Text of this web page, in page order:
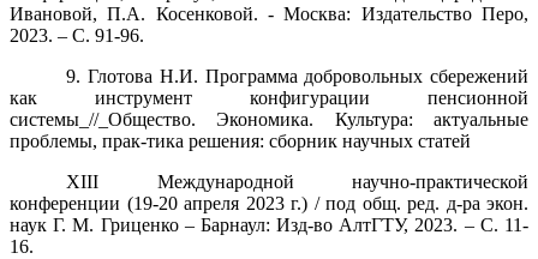
Ивановой, П.А. Косенковой. - Москва: Издательство Перо,
2023. – С. 91-96.
9. Глотова Н.И. Программа добровольных сбережений
как инструмент конфигурации пенсионной
системы_//_Общество. Экономика. Культура: актуальные
проблемы, прак-тика решения: сборник научных статей
XIII Международной научно-практической
конференции (19-20 апреля 2023 г.) / под общ. ред. д-ра экон.
наук Г. М. Гриценко – Барнаул: Изд-во АлтГТУ, 2023. – С. 11-
16.